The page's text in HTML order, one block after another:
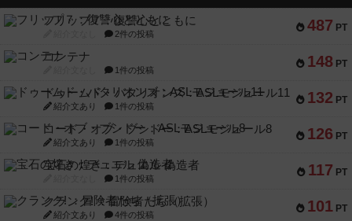
487 PT
フリップ７：復讐心とともに
2件の投稿
148 PT
コンテナ
1件の投稿
132 PT
ドゥームド・バタリオンズ：ASLモジュール11
紹介文あり 1件の投稿
126 PT
コード・オブ・ブシドー：ASLモジュール8
紹介文あり 1件の投稿
117 PT
宝石の煌き：デュエル 偽造者
1件の投稿
101 PT
クランク! ：冒険者たち（拡張）
紹介文あり 4件の投稿